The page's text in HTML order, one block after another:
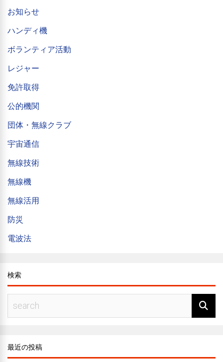
お知らせ
ハンディ機
ボランティア活動
レジャー
免許取得
公的機関
団体・無線クラブ
宇宙通信
無線技術
無線機
無線活用
防災
電波法
検索
最近の投稿